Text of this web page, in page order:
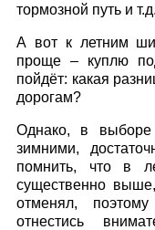
тормозной путь и т.д.
А вот к летним
проще – куплю
пойдёт: какая
дорогам?
Однако, в
зимними,
помнить, что в
существенно
отменял,
отнестись